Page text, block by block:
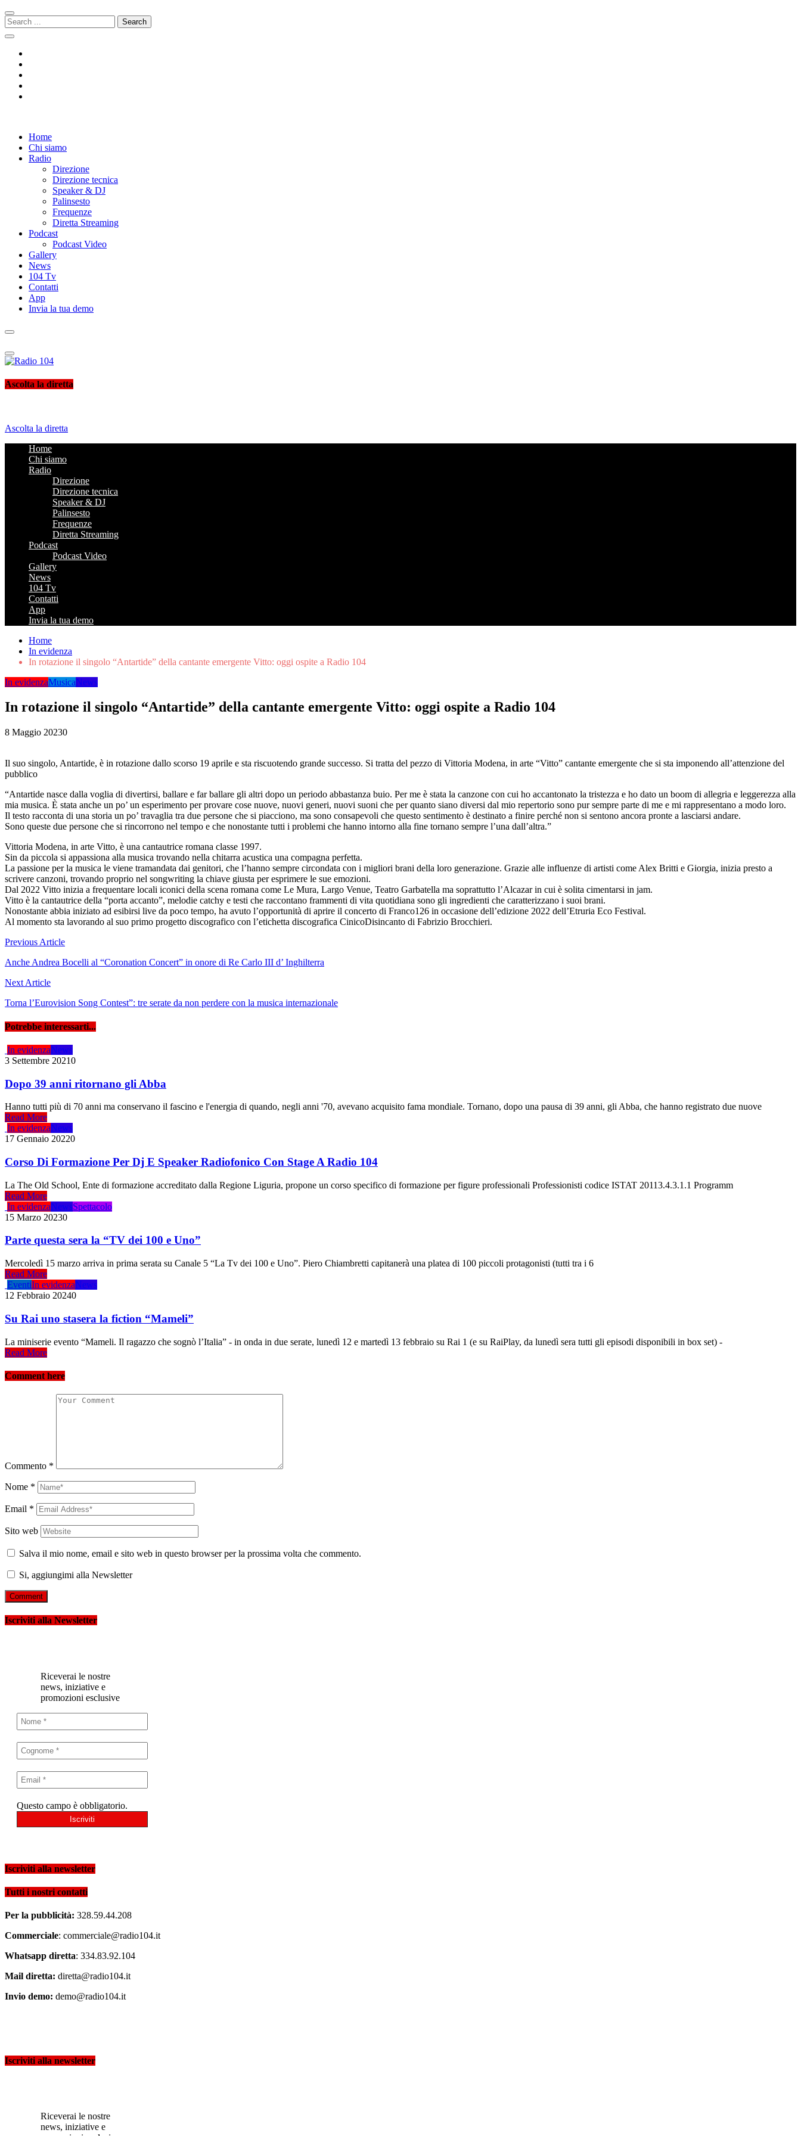
Skip
to
navigation
Skip
to
content
Search
for:
Radio 104
Like It !Home
Chi siamo
Radio
Direzione
Direzione tecnica
Speaker & DJ
Palinsesto
Frequenze
Diretta Streaming
Podcast
Podcast Video
Gallery
News
104 Tv
Contatti
App
Invia la tua demo
Radio 104
Like It !
Ascolta la diretta
Ascolta la diretta
Home
Chi siamo
Radio
Direzione
Direzione tecnica
Speaker & DJ
Palinsesto
Frequenze
Diretta Streaming
Podcast
Podcast Video
Gallery
News
104 Tv
Contatti
App
Invia la tua demo
Home
In evidenza
In rotazione il singolo “Antartide” della cantante emergente Vitto: oggi ospite a Radio 104
In evidenzaMusicaNews
In rotazione il singolo “Antartide” della cantante emergente Vitto: oggi ospite a Radio 104
8 Maggio 20230
Il suo singolo, Antartide, è in rotazione dallo scorso 19 aprile e sta riscuotendo grande successo. Si tratta del pezzo di Vittoria Modena, in arte “Vitto” cantante emergente che si sta imponendo all’attenzione del
pubblico
“Antartide nasce dalla voglia di divertirsi, ballare e far ballare gli altri dopo un periodo abbastanza buio. Per me è stata la canzone con cui ho accantonato la tristezza e ho dato un boom di allegria e leggerezza alla
mia musica. È stata anche un po’ un esperimento per provare cose nuove, nuovi generi, nuovi suoni che per quanto siano diversi dal mio repertorio sono pur sempre parte di me e mi rappresentano a modo loro.
Il testo racconta di una storia un po’ travaglia tra due persone che si piacciono, ma sono consapevoli che questo sentimento è destinato a finire perché non si sentono ancora pronte a lasciarsi andare.
Sono queste due persone che si rincorrono nel tempo e che nonostante tutti i problemi che hanno intorno alla fine tornano sempre l’una dall’altra.”
Vittoria Modena, in arte Vitto, è una cantautrice romana classe 1997.
Sin da piccola si appassiona alla musica trovando nella chitarra acustica una compagna perfetta.
La passione per la musica le viene tramandata dai genitori, che l’hanno sempre circondata con i migliori brani della loro generazione. Grazie alle influenze di artisti come Alex Britti e Giorgia, inizia presto a
scrivere canzoni, trovando proprio nel songwriting la chiave giusta per esprimere le sue emozioni.
Dal 2022 Vitto inizia a frequentare locali iconici della scena romana come Le Mura, Largo Venue, Teatro Garbatella ma soprattutto l’Alcazar in cui è solita cimentarsi in jam.
Vitto è la cantautrice della “porta accanto”, melodie catchy e testi che raccontano frammenti di vita quotidiana sono gli ingredienti che caratterizzano i suoi brani.
Nonostante abbia iniziato ad esibirsi live da poco tempo, ha avuto l’opportunità di aprire il concerto di Franco126 in occasione dell’edizione 2022 dell’Etruria Eco Festival.
Al momento sta lavorando al suo primo progetto discografico con l’etichetta discografica CinicoDisincanto di Fabrizio Brocchieri.
Navigazione
articoli
Previous Article
Anche Andrea Bocelli al “Coronation Concert” in onore di Re Carlo III d’ Inghilterra
Next Article
Torna l’Eurovision Song Contest”: tre serate da non perdere con la musica internazionale
Potrebbe interessarti...
In evidenzaNews
3 Settembre 20210
Dopo 39 anni ritornano gli Abba
Hanno tutti più di 70 anni ma conservano il fascino e l'energia di quando, negli anni '70, avevano acquisito fama mondiale. Tornano, dopo una pausa di 39 anni, gli Abba, che hanno registrato due nuove
Read More
In evidenzaNews
17 Gennaio 20220
Corso Di Formazione Per Dj E Speaker Radiofonico Con Stage A Radio 104
La The Old School, Ente di formazione accreditato dalla Regione Liguria, propone un corso specifico di formazione per figure professionali Professionisti codice ISTAT 20113.4.3.1.1 Programm
Read More
In evidenzaNewsSpettacolo
15 Marzo 20230
Parte questa sera la “TV dei 100 e Uno”
Mercoledì 15 marzo arriva in prima serata su Canale 5 “La Tv dei 100 e Uno”. Piero Chiambretti capitanerà una platea di 100 piccoli protagonisti (tutti tra i 6
Read More
EventiIn evidenzaNews
12 Febbraio 20240
Su Rai uno stasera la fiction “Mameli”
La miniserie evento “Mameli. Il ragazzo che sognò l’Italia” - in onda in due serate, lunedì 12 e martedì 13 febbraio su Rai 1 (e su RaiPlay, da lunedì sera tutti gli episodi disponibili in box set) -
Read More
Comment here
Commento *
Nome *
Email *
Sito web
Salva il mio nome, email e sito web in questo browser per la prossima volta che commento.
Si, aggiungimi alla Newsletter
Iscriviti alla Newsletter
Riceverai le nostre
news, iniziative e
promozioni esclusive
Questo campo è obbligatorio.
Iscriviti alla newsletter
Tutti i nostri contatti
Per la pubblicità: 328.59.44.208
Commerciale: commerciale@radio104.it
Whatsapp diretta: 334.83.92.104
Mail diretta: diretta@radio104.it
Invio demo: demo@radio104.it
Iscriviti alla newsletter
Riceverai le nostre
news, iniziative e